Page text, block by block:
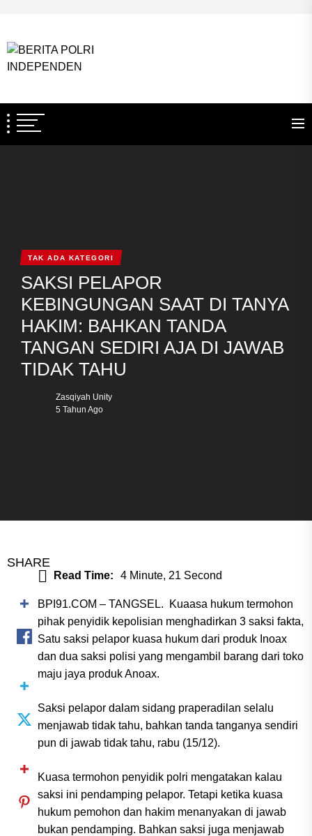
the
content
BERITA POLRI
INDEPENDEN
TAK ADA KATEGORI
SAKSI PELAPOR
KEBINGUNGAN SAAT DI TANYA
HAKIM: BAHKAN TANDA
TANGAN SEDIRI AJA DI JAWAB
TIDAK TAHU
Zasqiyah Unity
5 Tahun Ago
SHARE
Read Time: 4 Minute, 21 Second
BPI91.COM – TANGSEL. Kuaasa hukum termohon
pihak penyidik kepolisian menghadirkan 3 saksi fakta,
Satu saksi pelapor kuasa hukum dari produk Inoax
dan dua saksi polisi yang mengambil barang dari toko
maju jaya produk Anoax.
Saksi pelapor dalam sidang praperadilan selalu
menjawab tidak tahu, bahkan tanda tanganya sendiri
pun di jawab tidak tahu, rabu (15/12).
Kuasa termohon penyidik polri mengatakan kalau
saksi ini pendamping pelapor. Tetapi ketika kuasa
hukum pemohon dan hakim menanyakan di jawab
bukan pendamping. Bahkan saksi juga menjawab